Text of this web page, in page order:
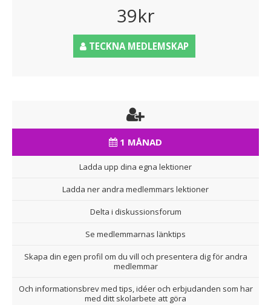
39kr
TECKNA MEDLEMSKAP
1 MÅNAD
Ladda upp dina egna lektioner
Ladda ner andra medlemmars lektioner
Delta i diskussionsforum
Se medlemmarnas länktips
Skapa din egen profil om du vill och presentera dig för andra
medlemmar
Och informationsbrev med tips, idéer och erbjudanden som har
med ditt skolarbete att göra